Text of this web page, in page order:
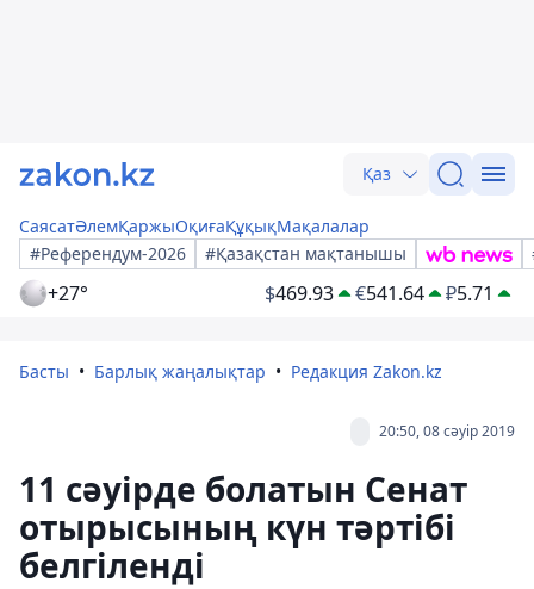
Қаз
СаясатӘлемҚаржыОқиғаҚұқықМақалалар
#Референдум-2026
#Қазақстан мақтанышы
+27° $469.93 €541.64 ₽5.71
Басты Барлық жаңалықтар Редакция Zakon.kz
20:50, 08 сәуір 2019
11 сәуірде болатын Сенат
отырысының күн тәртібі
белгіленді